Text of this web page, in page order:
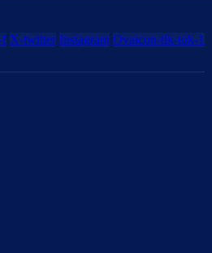
f X-twitter Instagram Ovaicon-tik-tok-1